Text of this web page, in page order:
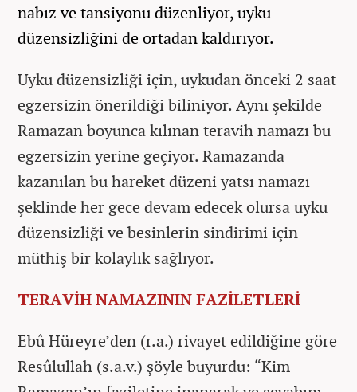
nabız ve tansiyonu düzenliyor, uyku
düzensizliğini de ortadan kaldırıyor.
Uyku düzensizliği için, uykudan önceki 2 saat
egzersizin önerildiği biliniyor. Aynı şekilde
Ramazan boyunca kılınan teravih namazı bu
egzersizin yerine geçiyor. Ramazanda
kazanılan bu hareket düzeni yatsı namazı
şeklinde her gece devam edecek olursa uyku
düzensizliği ve besinlerin sindirimi için
müthiş bir kolaylık sağlıyor.
TERAVİH NAMAZININ FAZİLETLERİ
Ebû Hüreyre’den (r.a.) rivayet edildiğine göre
Resûlullah (s.a.v.) şöyle buyurdu: “Kim